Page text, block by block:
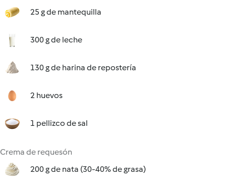
25 g de mantequilla
300 g de leche
130 g de harina de repostería
2 huevos
1 pellizco de sal
Crema de requesón
200 g de nata (30-40% de grasa)